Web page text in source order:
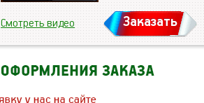
Смотреть видео Заказать